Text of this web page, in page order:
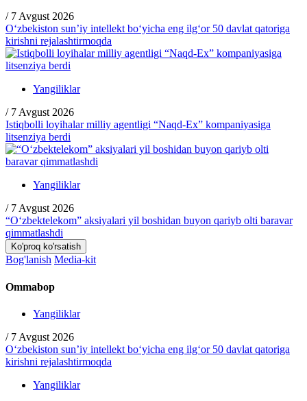
/ 7 Avgust 2026
O‘zbekiston sun’iy intellekt bo‘yicha eng ilg‘or 50 davlat qatoriga
kirishni rejalashtirmoqda
Yangiliklar
/ 7 Avgust 2026
Istiqbolli loyihalar milliy agentligi “Naqd-Ex” kompaniyasiga
litsenziya berdi
Yangiliklar
/ 7 Avgust 2026
“O‘zbektelekom” aksiyalari yil boshidan buyon qariyb olti baravar
qimmatlashdi
Ko'proq ko'rsatish
Bog'lanish Media-kit
Ommabop
Yangiliklar
/ 7 Avgust 2026
O‘zbekiston sun’iy intellekt bo‘yicha eng ilg‘or 50 davlat qatoriga
kirishni rejalashtirmoqda
Yangiliklar